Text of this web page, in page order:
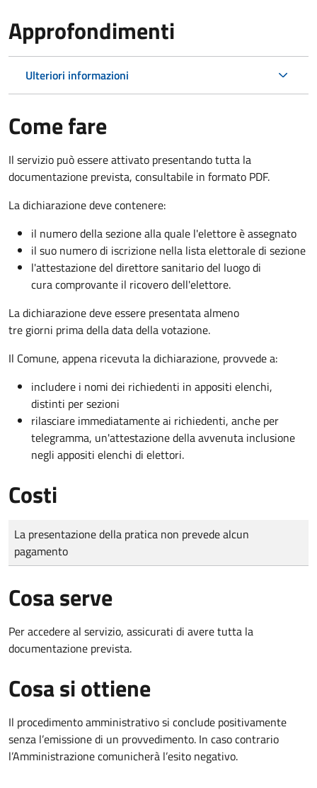
Approfondimenti
Ulteriori informazioni
Come fare
Il servizio può essere attivato presentando tutta la
documentazione prevista, consultabile in formato PDF.
La dichiarazione deve contenere:
il numero della sezione alla quale l'elettore è assegnato
il suo numero di iscrizione nella lista elettorale di sezione
l'attestazione del direttore sanitario del luogo di
cura comprovante il ricovero dell'elettore.
La dichiarazione deve essere presentata almeno
tre giorni prima della data della votazione.
Il Comune, appena ricevuta la dichiarazione, provvede a:
includere i nomi dei richiedenti in appositi elenchi,
distinti per sezioni
rilasciare immediatamente ai richiedenti, anche per
telegramma, un'attestazione della avvenuta inclusione
negli appositi elenchi di elettori.
Costi
Tipo di pagamento
Importo
La presentazione della pratica non prevede alcun
pagamento
Cosa serve
Per accedere al servizio, assicurati di avere tutta la
documentazione prevista.
Cosa si ottiene
Il procedimento amministrativo si conclude positivamente
senza l’emissione di un provvedimento. In caso contrario
l’Amministrazione comunicherà l’esito negativo.